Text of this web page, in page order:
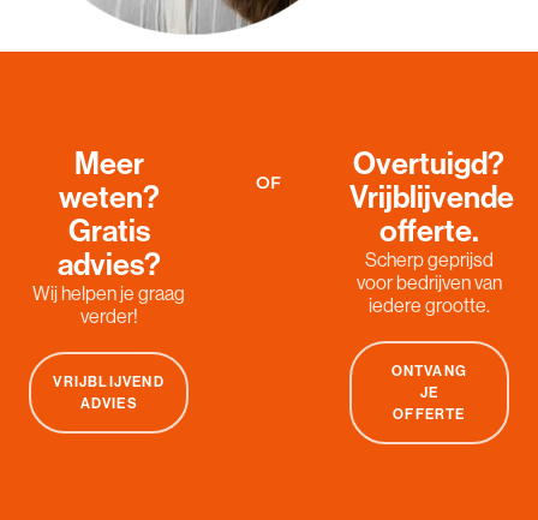
Meer
weten?
Gratis
advies?
Wij helpen je graag
verder!
VRIJBLIJVEND
ADVIES
OF
Overtuigd?
Vrijblijvende
offerte.
Scherp geprijsd
voor bedrijven van
iedere grootte.
ONTVANG
JE
OFFERTE